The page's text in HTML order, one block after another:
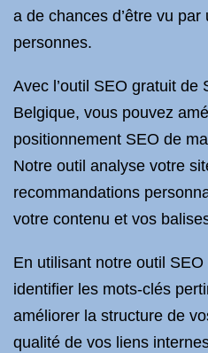
a de chances d’être vu
personnes.
Avec l’outil SEO gratuit de
Belgique, vous pouvez
positionnement SEO de
Notre outil analyse votre
recommandations
votre contenu et vos
En utilisant notre outil
identifier les mots-clés
améliorer la structure de
qualité de vos liens